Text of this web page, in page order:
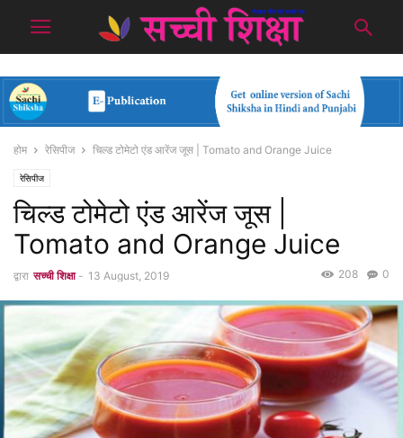
होम रेसिपीज चिल्ड टोमेटो एंड आरेंज जूस | Tomato and Orange Juice
रेसिपीज
चिल्ड टोमेटो एंड आरेंज जूस |
Tomato and Orange Juice
द्वारा सच्ची शिक्षा - 13 August, 2019 0
208